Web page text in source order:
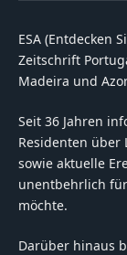
ESA (Entdecken
Zeitschrift
Madeira und
Seit 36 Jahren
Residenten über
sowie aktuelle
unentbehrlich
möchte.
Darüber hinaus